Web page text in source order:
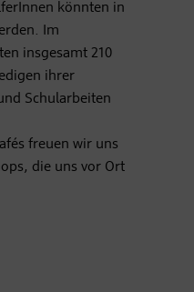
könnten in
Im
insgesamt 210
ihrer
Schularbeiten
freuen wir uns
die uns vor Ort